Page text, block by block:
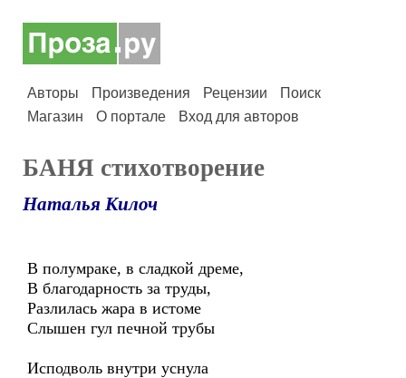
Авторы Произведения Рецензии
Поиск
Магазин
О портале Вход для авторов
БАНЯ стихотворение
Наталья Килоч
В полумраке, в сладкой дреме,
В благодарность за труды,
Разлилась жара в истоме
Слышен гул печной трубы
Исподволь внутри уснула